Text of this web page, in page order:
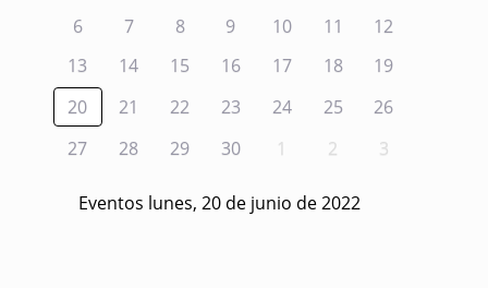
6
7 8 9 10 11
12
13
14 15 16 17 18
19
20
21 22 23 24 25
26
27
28 29 30 1 2 3
Eventos lunes, 20 de junio de 2022